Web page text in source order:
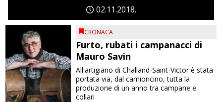
02 11 2018
CRONACA
Furto, rubati i campanacci di
Mauro Savin
All'artigiano di Challand-Saint-Victor è stata
portata via, dal camioncino, tutta la
produzione di un anno tra campane e
collari